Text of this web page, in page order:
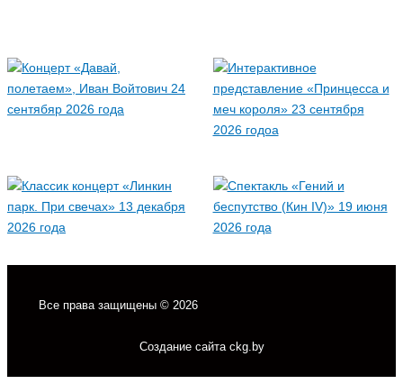
Все права защищены © 2026
Создание сайта ckg.by